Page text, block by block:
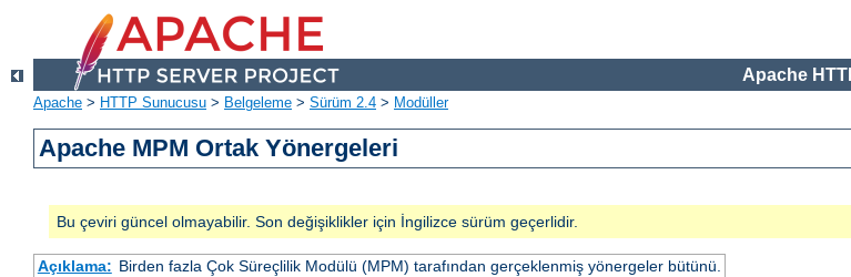
Apache
Apache > HTTP Sunucusu > Belgeleme > Sürüm 2.4 > Modüller
Apache MPM Ortak Yönergeleri
Bu çeviri güncel olmayabilir. Son değişiklikler için İngilizce sürüm geçerlidir.
Açıklama: Birden fazla Çok Süreçlilik Modülü (MPM) tarafından gerçeklenmiş yönergeler bütünü.